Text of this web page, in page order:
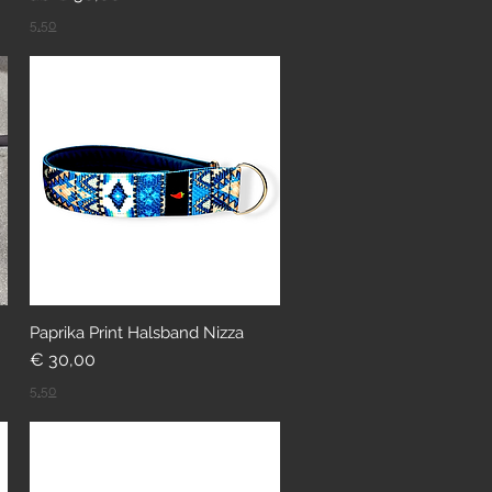
5,50
Paprika Print Halsband Nizza
Preis
€ 30,00
5,50